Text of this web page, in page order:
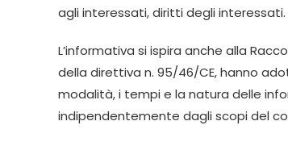
agli interessati, diritti degli interessati.
L’informativa si ispira anche alla
della direttiva n. 95/46/CE, hanno
modalità, i tempi e la natura delle
indipendentemente dagli scopi del